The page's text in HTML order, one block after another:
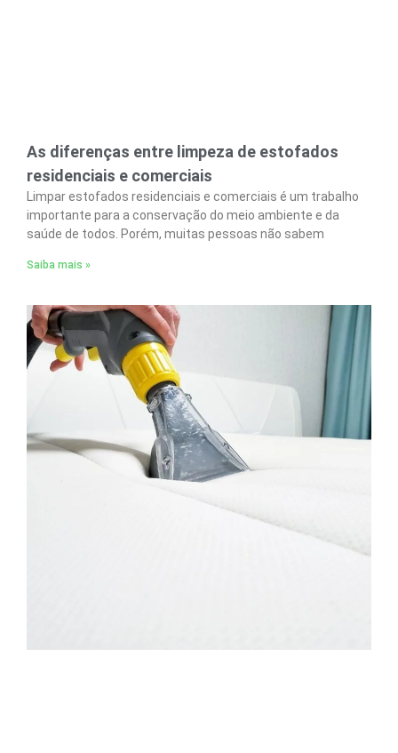
As diferenças entre limpeza de estofados
residenciais e comerciais
Limpar estofados residenciais e comerciais é um trabalho
importante para a conservação do meio ambiente e da
saúde de todos. Porém, muitas pessoas não sabem
Saiba mais »